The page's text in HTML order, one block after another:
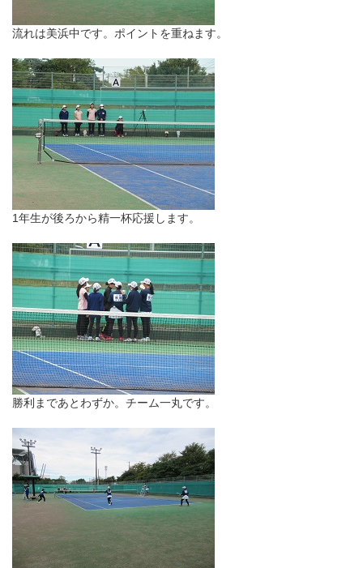
流れは美浜中です。ポイントを重ねます。
1年生が後ろから精一杯応援します。
勝利まであとわずか。チーム一丸です。